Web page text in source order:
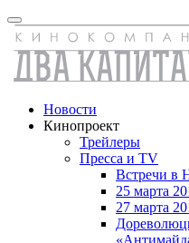
Новости
Кинопроект
Трейлеры
Пресса и TV
Встречи в
25 марта
27 марта